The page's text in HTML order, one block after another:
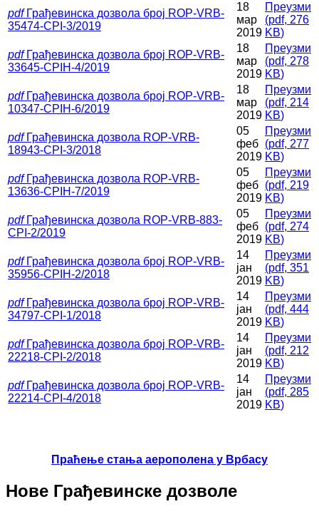
pdf Грађевинска дозвола број ROP-VRB-
35474-CPI-3/2019
18
мар
2019
Преузми
(pdf, 276
KB)
pdf Грађевинска дозвола број ROP-VRB-
33645-CPIH-4/2019
18
мар
2019
Преузми
(pdf, 278
KB)
pdf Грађевинска дозвола број ROP-VRB-
10347-CPIH-6/2019
18
мар
2019
Преузми
(pdf, 214
KB)
pdf Грађевинска дозвола ROP-VRB-
18943-CPI-3/2018
05
феб
2019
Преузми
(pdf, 277
KB)
pdf Грађевинска дозвола ROP-VRB-
13636-CPIH-7/2019
05
феб
2019
Преузми
(pdf, 219
KB)
pdf Грађевинска дозвола ROP-VRB-883-
CPI-2/2019
05
феб
2019
Преузми
(pdf, 274
KB)
pdf Грађевинска дозвола број ROP-VRB-
35956-CPIH-2/2018
14
јан
2019
Преузми
(pdf, 351
KB)
pdf Грађевинска дозвола број ROP-VRB-
34797-CPI-1/2018
14
јан
2019
Преузми
(pdf, 444
KB)
pdf Грађевинска дозвола број ROP-VRB-
22218-CPI-2/2018
14
јан
2019
Преузми
(pdf, 212
KB)
pdf Грађевинска дозвола број ROP-VRB-
22214-CPI-4/2018
14
јан
2019
Преузми
(pdf, 285
KB)
Праћење стања аерополена у Врбасу
Нове Грађевинске дозволе